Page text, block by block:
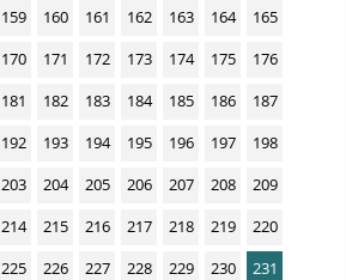
159 160 161 162 163 164
165
170 171 172 173 174 175
176
181 182 183 184 185 186
187
192 193 194 195 196 197
198
203 204 205 206 207 208
209
214 215 216 217 218 219
220
225 226 227 228 229 230
231